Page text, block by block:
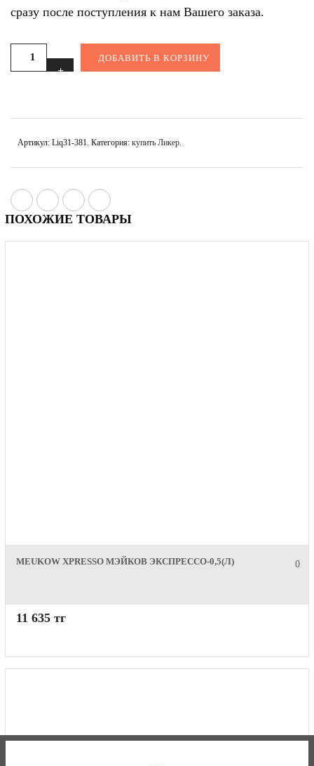
сразу после поступления к нам Вашего заказа.
ДОБАВИТЬ В КОРЗИНУ
Артикул: Liq31-381. Категория: купить Ликер.
ПОХОЖИЕ ТОВАРЫ
0
MEUKOW XPRESSO МЭЙКОВ ЭКСПРЕССО-0,5(Л)
11 635 тг